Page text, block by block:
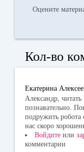
Оцените
Кол-во
Екатерина
Александр,
познавательно.
подружить
нас скоро
Войдите или
комментарии